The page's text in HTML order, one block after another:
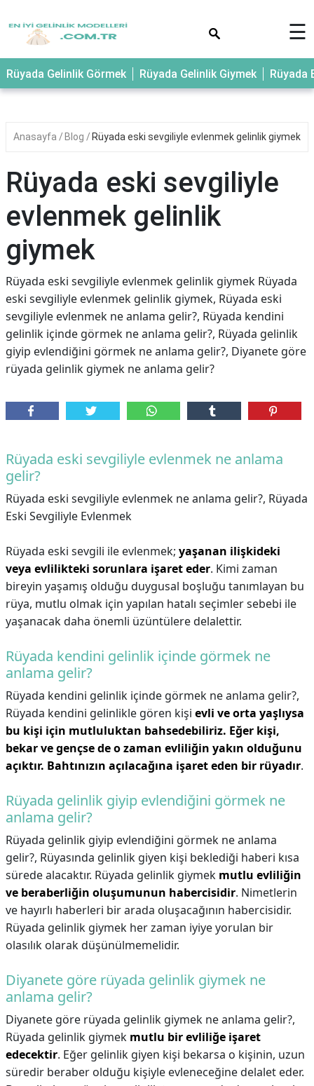
☰
Rüyada Gelinlik Görmek Rüyada Gelinlik Giymek Rüyada
Anasayfa Blog Rüyada eski sevgiliyle evlenmek gelinlik giymek
Rüyada eski sevgiliyle
evlenmek gelinlik
giymek
Rüyada eski sevgiliyle evlenmek gelinlik giymek Rüyada
eski sevgiliyle evlenmek gelinlik giymek, Rüyada eski
sevgiliyle evlenmek ne anlama gelir?, Rüyada kendini
gelinlik içinde görmek ne anlama gelir?, Rüyada gelinlik
giyip evlendiğini görmek ne anlama gelir?, Diyanete göre
rüyada gelinlik giymek ne anlama gelir?
Rüyada eski sevgiliyle evlenmek ne anlama
gelir?
Rüyada eski sevgiliyle evlenmek ne anlama gelir?, Rüyada
Eski Sevgiliyle Evlenmek
Rüyada eski sevgili ile evlenmek; yaşanan ilişkideki
veya evlilikteki sorunlara işaret eder. Kimi zaman
bireyin yaşamış olduğu duygusal boşluğu tanımlayan bu
rüya, mutlu olmak için yapılan hatalı seçimler sebebi ile
yaşanacak daha önemli üzüntülere delalettir.
Rüyada kendini gelinlik içinde görmek ne
anlama gelir?
Rüyada kendini gelinlik içinde görmek ne anlama gelir?,
Rüyada kendini gelinlikle gören kişi evli ve orta yaşlıysa
bu kişi için mutluluktan bahsedebiliriz. Eğer kişi,
bekar ve gençse de o zaman evliliğin yakın olduğunu
açıktır. Bahtınızın açılacağına işaret eden bir rüyadır.
Rüyada gelinlik giyip evlendiğini görmek ne
anlama gelir?
Rüyada gelinlik giyip evlendiğini görmek ne anlama
gelir?, Rüyasında gelinlik giyen kişi beklediği haberi kısa
sürede alacaktır. Rüyada gelinlik giymek mutlu evliliğin
ve beraberliğin oluşumunun habercisidir. Nimetlerin
ve hayırlı haberleri bir arada oluşacağının habercisidir.
Rüyada gelinlik giymek her zaman iyiye yorulan bir
olasılık olarak düşünülmemelidir.
Diyanete göre rüyada gelinlik giymek ne
anlama gelir?
Diyanete göre rüyada gelinlik giymek ne anlama gelir?,
Rüyada gelinlik giymek mutlu bir evliliğe işaret
edecektir. Eğer gelinlik giyen kişi bekarsa o kişinin, uzun
süredir beraber olduğu kişiyle evleneceğine delalet eder.